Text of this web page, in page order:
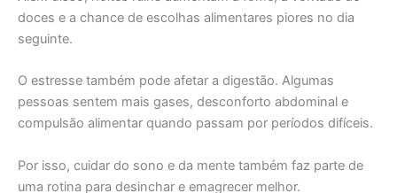
doces e a chance de escolhas alimentares piores no dia
seguinte.
O estresse também pode afetar a digestão. Algumas
pessoas sentem mais gases, desconforto abdominal e
compulsão alimentar quando passam por períodos difíceis.
Por isso, cuidar do sono e da mente também faz parte de
uma rotina para desinchar e emagrecer melhor.